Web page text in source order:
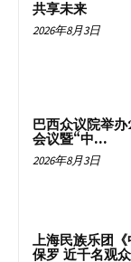
共享未来
2026年8月3日
巴西众议院举
会议暨“中...
2026年8月3日
上海民族乐团
保罗 近千名观